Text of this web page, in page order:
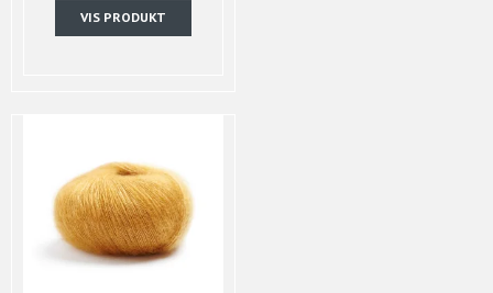
VIS PRODUKT